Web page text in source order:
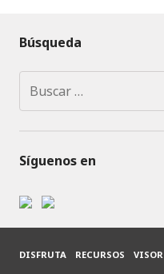
Búsqueda
Síguenos en
DISFRUTA RECURSOS VISOR